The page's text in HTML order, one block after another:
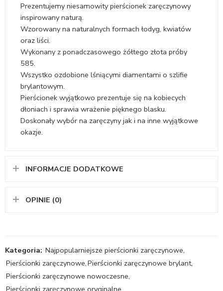
Prezentujemy niesamowity pierścionek zaręczynowy
inspirowany naturą.
Wzorowany na naturalnych formach łodyg, kwiatów
oraz liści.
Wykonany z ponadczasowego żółtego złota próby
585.
Wszystko ozdobione lśniącymi diamentami o szlifie
brylantowym.
Pierścionek wyjątkowo prezentuje się na kobiecych
dłoniach i sprawia wrażenie pięknego blasku.
Doskonały wybór na zaręczyny jak i na inne wyjątkowe
okazje.
INFORMACJE DODATKOWE
OPINIE (0)
Kategoria: Najpopularniejsze pierścionki zaręczynowe,
Pierścionki zaręczynowe,Pierścionki zaręczynowe brylant,
Pierścionki zaręczynowe nowoczesne,
Pierścionki zaręczynowe oryginalne